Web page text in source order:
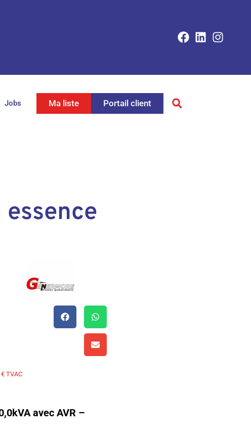
Jobs Ma liste Portail client
TVAC
avec AVR –